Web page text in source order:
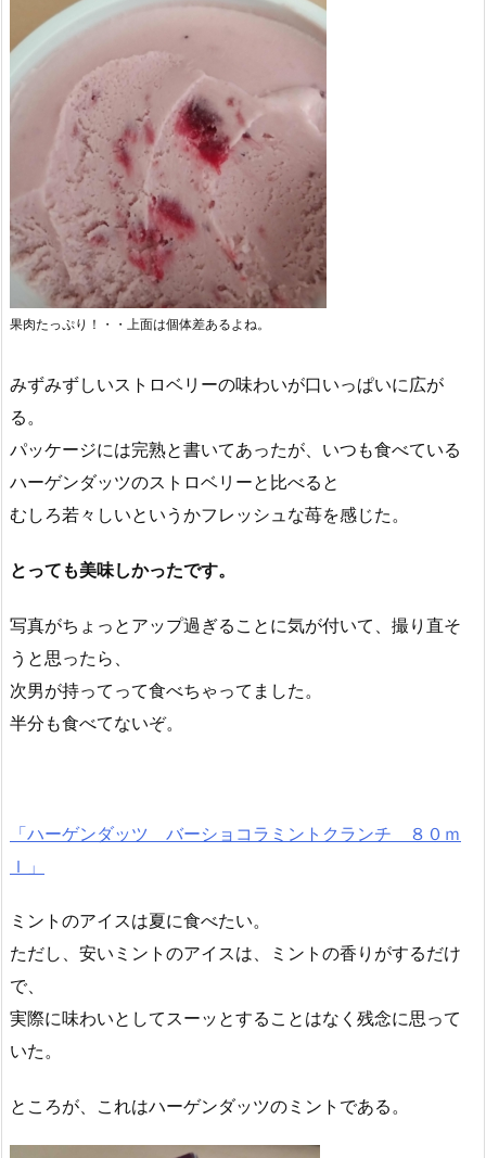
果肉たっぷり！・・上面は個体差あるよね。
みずみずしいストロベリーの味わいが口いっぱいに広が
る。
パッケージには完熟と書いてあったが、いつも食べている
ハーゲンダッツのストロベリーと比べると
むしろ若々しいというかフレッシュな苺を感じた。
とっても美味しかったです。
写真がちょっとアップ過ぎることに気が付いて、撮り直そ
うと思ったら、
次男が持ってって食べちゃってました。
半分も食べてないぞ。
「ハーゲンダッツ バーショコラミントクランチ ８０ｍ
ｌ」
ミントのアイスは夏に食べたい。
ただし、安いミントのアイスは、ミントの香りがするだけ
で、
実際に味わいとしてスーッとすることはなく残念に思って
いた。
ところが、これはハーゲンダッツのミントである。